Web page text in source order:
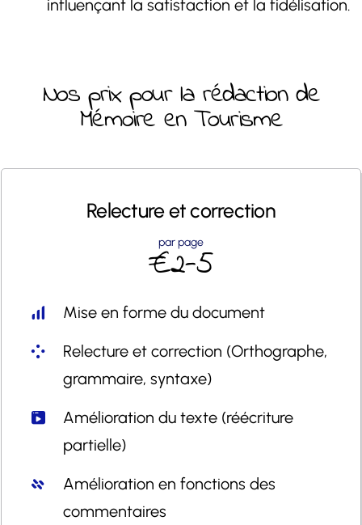
influençant la satisfaction et la fidélisation.
Nos prix pour la rédaction de
Mémoire en Tourisme
Relecture etcorrection
par page
€2-5
Mise en forme du document
Relecture et correction (Orthographe,
grammaire, syntaxe)
Amélioration du texte (réécriture
partielle)
Amélioration en fonctions des
commentaires